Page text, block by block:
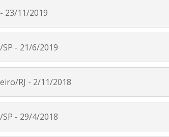
23/11/2019
- 21/6/2019
RJ - 2/11/2018
- 29/4/2018